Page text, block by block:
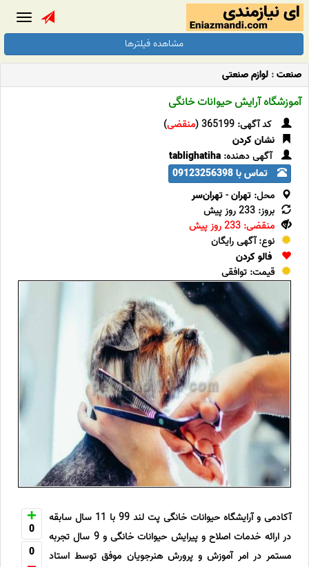
مشاهده فیلترها
صنعت: لوازم صنعتی
آموزشگاه آرایش حیوانات خانگی
کد آگهی: 365199 ( منقضی)
نشان کردن
آگهی دهنده: tablighatiha
تماس با 09123256398
محل: تهران-تهران‌سر
بروز: 233 روز پیش
منقضی: 233 روز پیش
نوع: آگهی رایگان
فالو کردن
قیمت: توافقی
0
0
آکادمی و آرایشگاه حیوانات خانگی پت لند 99 با 11 سال سابقه
در ارائه خدمات اصلاح و پیرایش حیوانات خانگی و 9 سال تجربه
مستمر در امر آموزش و پرورش هنرجویان موفق توسط استاد